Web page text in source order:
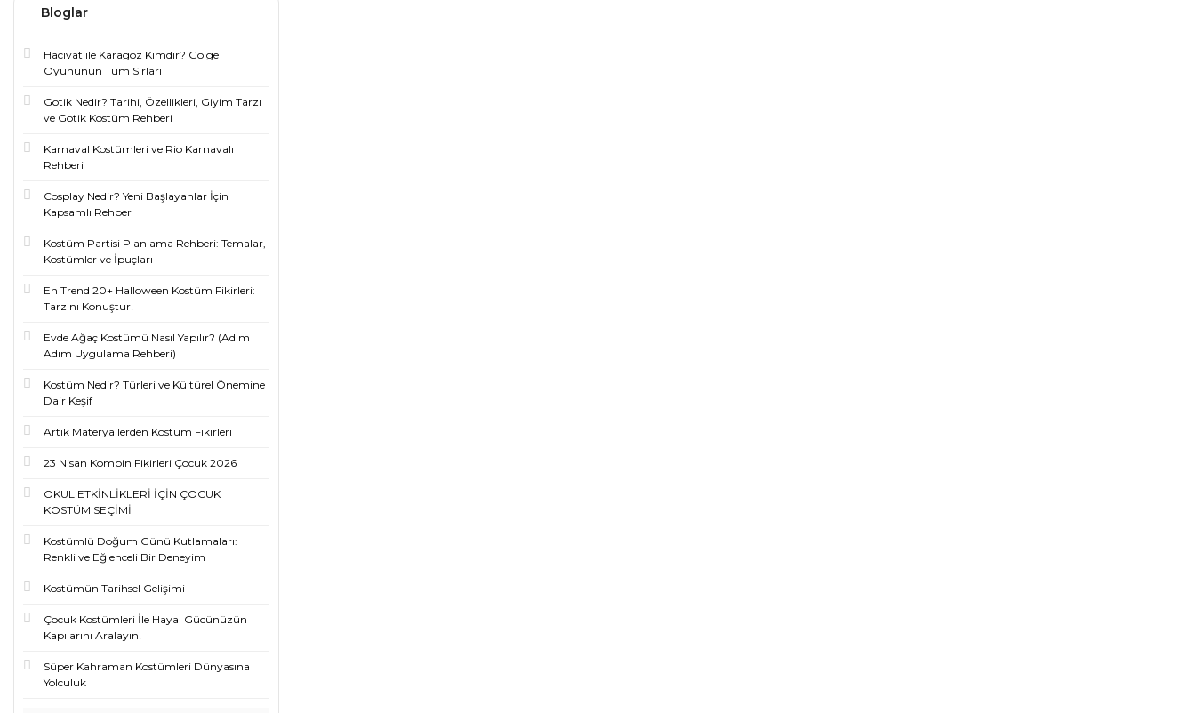
Bloglar
Hacivat ile Karagöz Kimdir? Gölge
Oyununun Tüm Sırları
Gotik Nedir? Tarihi, Özellikleri, Giyim Tarzı
ve Gotik Kostüm Rehberi
Karnaval Kostümleri ve Rio Karnavalı
Rehberi
Cosplay Nedir? Yeni Başlayanlar İçin
Kapsamlı Rehber
Kostüm Partisi Planlama Rehberi: Temalar,
Kostümler ve İpuçları
En Trend 20+ Halloween Kostüm Fikirleri:
Tarzını Konuştur!
Evde Ağaç Kostümü Nasıl Yapılır? (Adım
Adım Uygulama Rehberi)
Kostüm Nedir? Türleri ve Kültürel Önemine
Dair Keşif
Artık Materyallerden Kostüm Fikirleri
23 Nisan Kombin Fikirleri Çocuk 2026
OKUL ETKİNLİKLERİ İÇİN ÇOCUK
KOSTÜM SEÇİMİ
Kostümlü Doğum Günü Kutlamaları:
Renkli ve Eğlenceli Bir Deneyim
Kostümün Tarihsel Gelişimi
Çocuk Kostümleri İle Hayal Gücünüzün
Kapılarını Aralayın!
Süper Kahraman Kostümleri Dünyasına
Yolculuk